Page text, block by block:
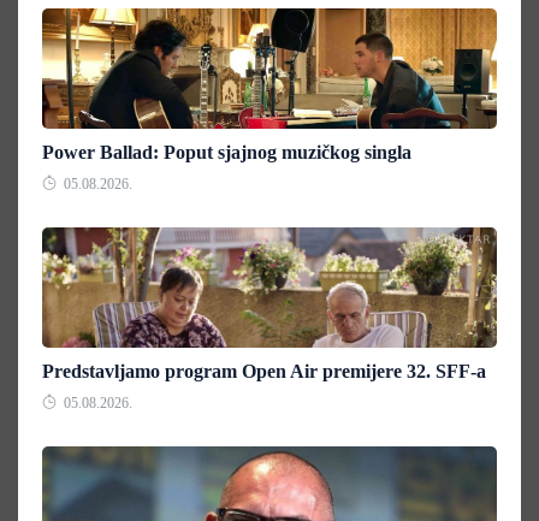
Power Ballad: Poput sjajnog muzičkog singla
05.08.2026.
Predstavljamo program Open Air premijere 32. SFF-a
05.08.2026.